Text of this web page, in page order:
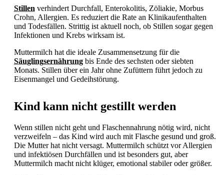
Stillen verhindert Durchfall, Enterokolitis, Zöliakie, Morbus
Crohn, Allergien. Es reduziert die Rate an Klinikaufenthalten
und Todesfällen. Strittig ist aktuell noch, ob Stillen sogar gegen
Infektionen und Krebs wirksam ist.
Muttermilch hat die ideale Zusammensetzung für die
Säuglingsernährung bis Ende des sechsten oder siebten
Monats. Stillen über ein Jahr ohne Zufüttern führt jedoch zu
Eisenmangel und Gedeihstörung.
Kind kann nicht gestillt werden
Wenn stillen nicht geht und Flaschennahrung nötig wird, nicht
verzweifeln – das Kind wird auch mit Flasche gesund und groß.
Die Mutter hat nicht versagt. Muttermilch schützt vor Allergien
und infektiösen Durchfällen und ist besonders gut, aber
Muttermilch macht nicht klüger, emotional stabiler oder größer.